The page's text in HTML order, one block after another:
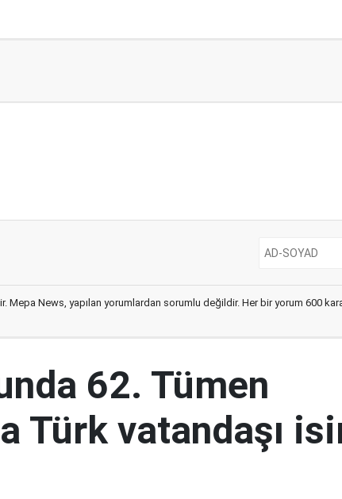
News, yapılan yorumlardan sorumlu değildir. Her bir yorum 600
62. Tümen
Türk vatandaşı